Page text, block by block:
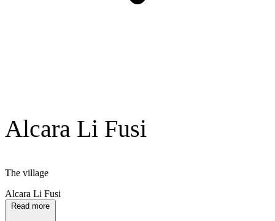
Alcara Li Fusi
The village
Alcara Li Fusi
Read more